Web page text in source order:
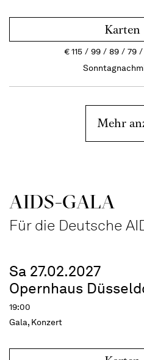
Karten
€115 99 89 79
Mehr
AIDS-GALA
Für die Deutsche
Sa 27.02.2027
Opernhaus
19:00
Gala, Konzert